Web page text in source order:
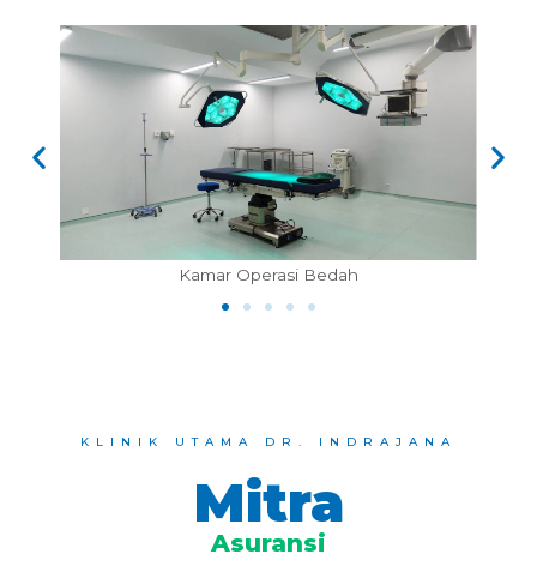
Kamar Operasi Bedah
KLINIK UTAMA DR. INDRAJANA
Mitra
Asuransi